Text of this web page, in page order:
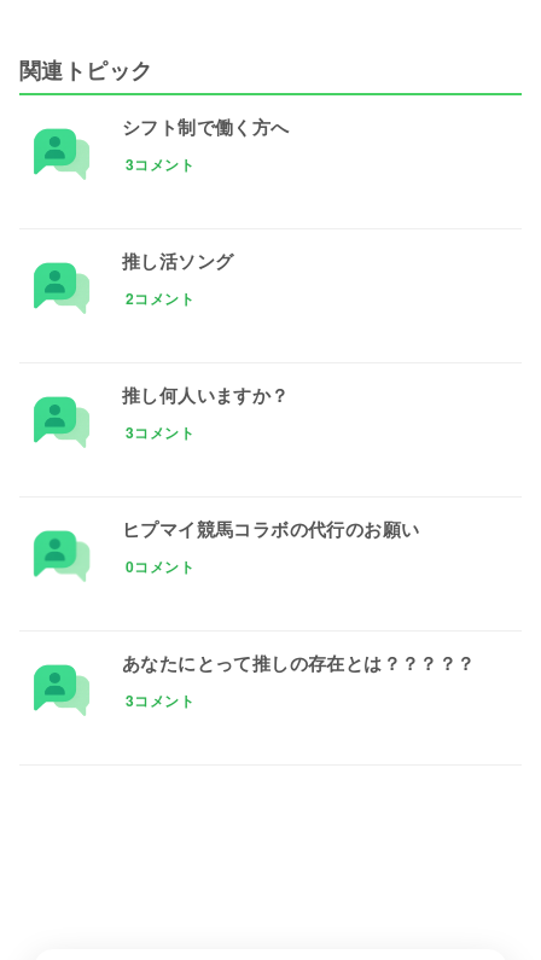
関連トピック
シフト制で働く方へ
3コメント
推し活ソング
2コメント
推し何人いますか？
3コメント
ヒプマイ競馬コラボの代行のお願い
0コメント
あなたにとって推しの存在とは？？？？？
3コメント